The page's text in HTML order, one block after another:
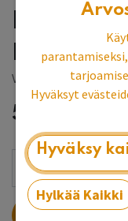
Penkki
Vantaan myymälän
541,04
LISÄÄ
Hyväksyt
Hyväksy
Hylkää Kaikki